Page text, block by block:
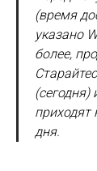
(время
указано
более,
(сегодня)
дня.